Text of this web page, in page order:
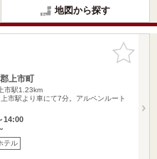
地図から探す
お気に入
りに追加
上市町
上市駅1.23km
市駅より車にて7分。アルペンルート
14:00
テル